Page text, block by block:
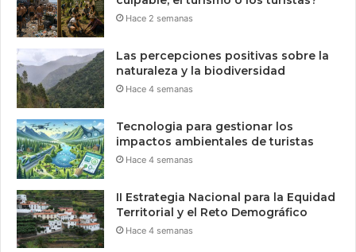
Hace 2 semanas
Las percepciones positivas sobre la
naturaleza y la biodiversidad
Hace 4 semanas
Tecnologia para gestionar los
impactos ambientales de turistas
Hace 4 semanas
II Estrategia Nacional para la Equidad
Territorial y el Reto Demográfico
Hace 4 semanas